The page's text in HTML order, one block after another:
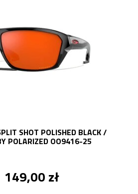
SHOT POLISHED BLACK /
POLARIZED OO9416-25
149,00 zł